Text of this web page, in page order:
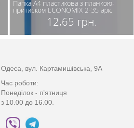
Папка А4 пластикова з планкою-
притиском ECONOMIX 2-35 арк.
12,65 грн.
Одеса, вул. Картамишівська, 9А
Час роботи:
Понеділок - п'ятниця
з 10.00 до 16.00.